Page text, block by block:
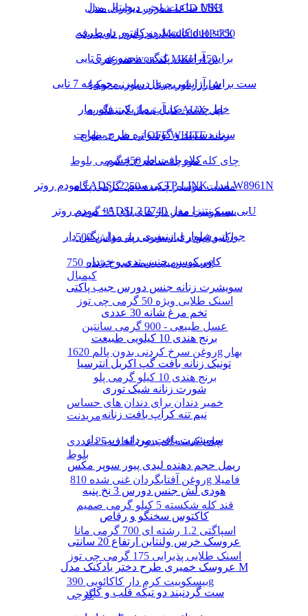
شارژر دیواری مدل LCD USB
هندزفری تایپ سی Mcdodo HP-750
هندزفری ivon کد MKH-450
شارژر اوریجینال سوزنی نوکیا
کابل تبدیل لایتنینگ به AUX اپل
تی شرت طرح OFF WHITE زنانه
چای کله مورچه ساده 450 گرمی بلوط
ماست موسیر چکیده 250 گرمی پگاه
بیسکوییت مغز دار های بای 95 گرمی
پودر لباسشویی پلی واش 500g اکتیو
سیب زمینی نیمه سرخ شده 750g
کیمبال
اسنک طلایی ویژه 50 گرمی چی توز
عسل طبیعی - 900 گرمی سانتین
روغن سرخ کردنی بدون پالم 1620g بهار
برنج هندی 10 کیلو گرمی پلو
خمیر دندان برای دندان های حساس
مریدنت
چای کیسه ای بدون لفاف 25 عددی
بلوط
روغن آفتابگردان غنی شده 810g فامیلا
قند کله شکسته 5 کیلو گرمی صمیم
اسپاگتی 1.2 رشته ای 700 گرمی مانا
اسنک طلایی پذیرایی 175 گرمی چی توز
بیسکوییت کرم دار کاکائویی 390g
گرجی
ساعت مچی دیجیتال مدل MK1
کانسیلر و کانتور دو طرفه duo stick
براش آرایشی پلنگی مجموعه 5 تایی
ست براش آرایشی پری دریایی مجموعه 7 تایی
خط چشم ضد آب ماژیکی فلورمار
ست دستبند و گوشواره طرح بینهایت
کلاه بافت طرح چشم
مودم روتر +ADSL2 بی سیم TP-LINK مدل W8961N
مودم روتر +ADSL2 بی سیم نتنزا مدل 2740U
جوراب شلواری زنبوری ریز مدل نگین دار
کاور کوسن جنس تدی و خزدار
سویشرت زنانه جنس دورس جیب پاکتی
تخم مرغ شانه 30 عددی
برنج هندی 10 کیلویی طبیعت
تونیک زنانه بافت گپ اکریل انترسیا
شورت زنانه شیک توری
نیم تنه کراپ بافت زنانه
سویشرت بافت مردانه زیپ دار
ریمل حجم دهنده لیدی پیور سوپر مکس
هودی لش جنس دورس 3 نخ پنبه
کاکتوس سخنگو و رقاص
عروسک خرس ولنتاین ارتفاع 20 سانتی
عروسک خمیری طرح دختر بادکنک مدل M
ست گردنبند دو تیکه قلب و کلید